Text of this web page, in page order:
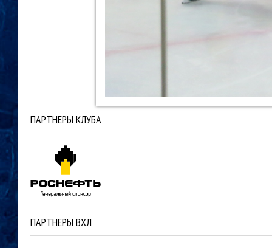
ПАРТНЕРЫ КЛУБА
ПАРТНЕРЫ ВХЛ